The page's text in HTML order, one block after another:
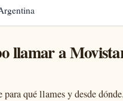
llamar a
para qué llames y desde